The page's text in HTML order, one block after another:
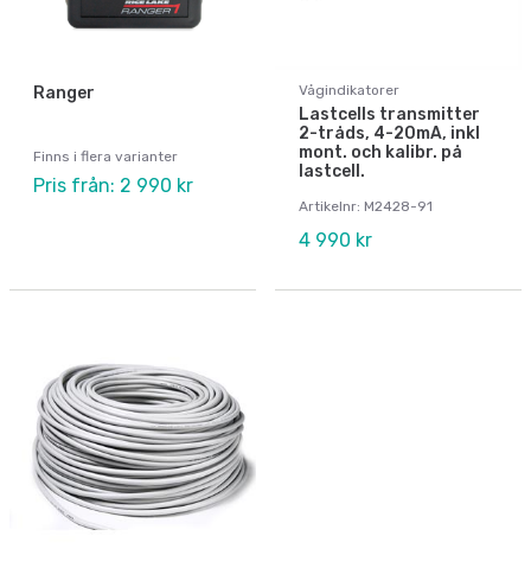
Ranger
Finns i flera varianter
Pris från: 2 990 kr
Vågindikatorer
Lastcells transmitter
2-tråds, 4-20mA, inkl
mont. och kalibr. på
lastcell.
Artikelnr: M2428-91
4 990 kr